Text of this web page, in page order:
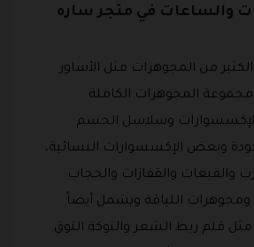
والساعات في متجر ساره
من المجوهرات مثل الأساور
المجوهرات الكاملة
وسلاسل الجسم
وبعض الإكسسوارات النسائية،
والقبعات والقفازات والحجاب
ومجوهرات اللياقة ويشمل أيضاً
قلم ربط الشعر والتوكة التوق